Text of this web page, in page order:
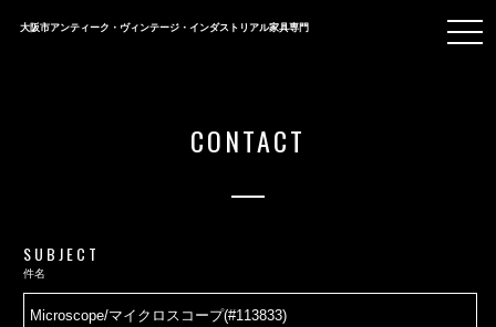
大阪市アンティーク・ヴィンテージ・インダストリアル家具専門
CONTACT
SUBJECT
件名